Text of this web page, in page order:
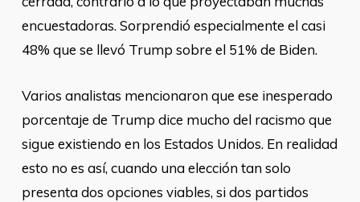
encuestadoras. Sorprendió especialmente el casi
48% que se llevó Trump sobre el 51% de Biden.
Varios analistas mencionaron que ese inesperado
porcentaje de Trump dice mucho del racismo que
sigue existiendo en los Estados Unidos. En realidad
esto no es así, cuando una elección tan solo
presenta dos opciones viables, si dos partidos